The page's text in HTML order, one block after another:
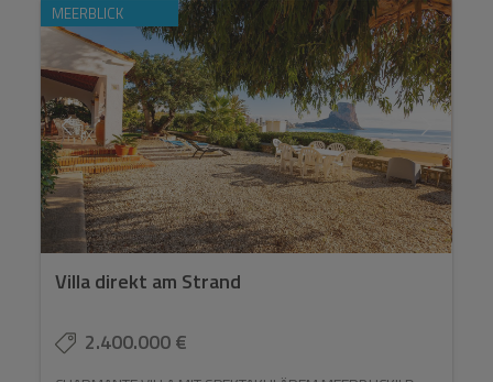
MEERBLICK
Villa direkt am Strand
2.400.000 €